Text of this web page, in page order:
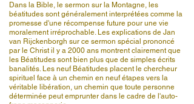
Dans la Bible, le sermon sur la Montagne, les
béatitudes sont généralement interprétées comme la
promesse d'une récompense future pour une vie
moralement irréprochable. Les explications de Jan
van Rijckenborgh sur ce sermon spécial prononcé
par le Christ il y a 2000 ans montrent clairement que
les Béatitudes sont bien plus que de simples écrits
banalités. Les neuf Béatitudes placent le chercheur
spirituel face à un chemin en neuf étapes vers la
véritable libération, un chemin que toute personne
déterminée peut emprunter dans le cadre de l'auto-